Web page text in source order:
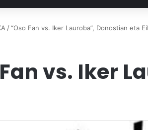
/“Oso Fan vs. Iker Lauroba”, Donostian eta
vs. Iker